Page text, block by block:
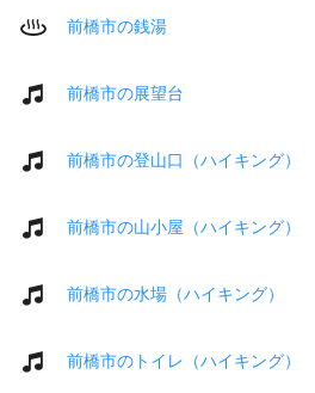
前橋市の銭湯
前橋市の展望台
前橋市の登山口（ハイキング）
前橋市の山小屋（ハイキング）
前橋市の水場（ハイキング）
前橋市のトイレ（ハイキング）